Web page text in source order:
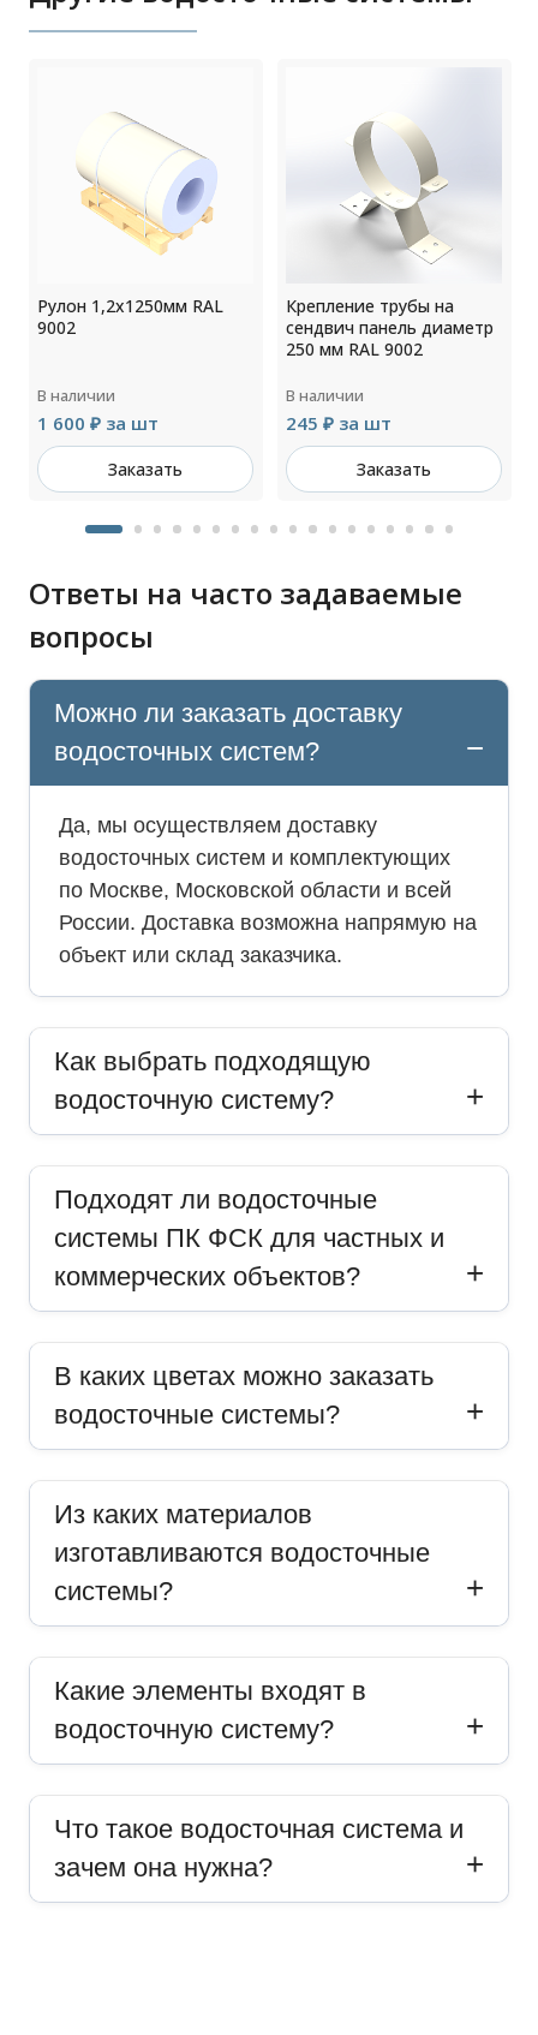
Рулон 1,2x1250мм RAL
9002
В наличии
1 600 ₽ за шт
Заказать
Крепление трубы на
сендвич панель диаметр
250 мм RAL 9002
В наличии
245 ₽ за шт
Заказать
Ответы на часто задаваемые
вопросы
Можно ли заказать доставку
водосточных систем?
Да, мы осуществляем доставку
водосточных систем и комплектующих
по Москве, Московской области и всей
России. Доставка возможна напрямую на
объект или склад заказчика.
Как выбрать подходящую
водосточную систему?
Подходят ли водосточные
системы ПК ФСК для частных и
коммерческих объектов?
В каких цветах можно заказать
водосточные системы?
Из каких материалов
изготавливаются водосточные
системы?
Какие элементы входят в
водосточную систему?
Что такое водосточная система и
зачем она нужна?